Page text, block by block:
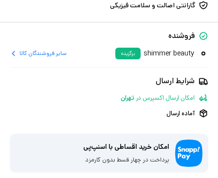
گارانتی اصالت و سلامت فیزیکی
فروشنده
shimmer beauty برگزیده سایر فروشندگان کالا
شرایط ارسال
امکان ارسال اکسپرس در تهران
آماده ارسال
امکان خرید اقساطی با اسنپ‌پی
پرداخت در چهار قسط بدون کارمزد